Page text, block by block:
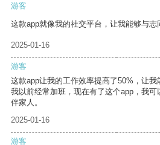
游客
这款app就像我的社交平台，让我能够与志
2025-01-16
游客
这款app让我的工作效率提高了50%，让我
我以前经常加班，现在有了这个app，我
伴家人。
2025-01-16
游客